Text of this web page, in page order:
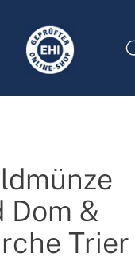
Dom &
Trier